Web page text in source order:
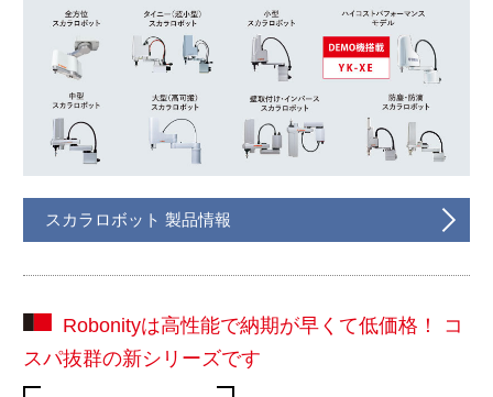
スカラロボット 製品情報
Robonityは高性能で納期が早くて低価格！ コ
スパ抜群の新シリーズです